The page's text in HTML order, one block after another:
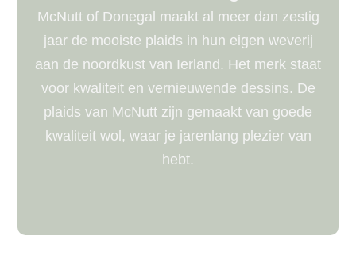
McNutt of Donegal maakt al meer dan zestig
jaar de mooiste plaids in hun eigen weverij
aan de noordkust van Ierland. Het merk staat
voor kwaliteit en vernieuwende dessins. De
plaids van McNutt zijn gemaakt van goede
kwaliteit wol, waar je jarenlang plezier van
hebt.